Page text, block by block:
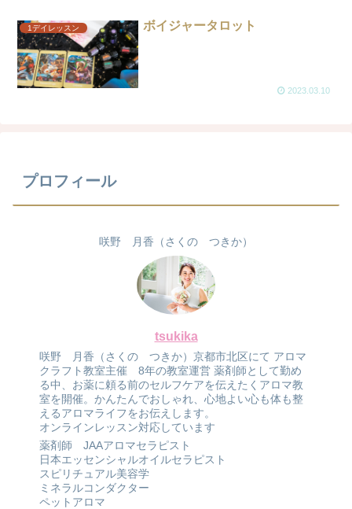
1デイレッスン ボイジャータロット
2023.03.10
プロフィール
咲野 月香（さくの つきか）
tsukika
咲野 月香（さくの つきか）京都市北区にて アロマ
クラフト教室主催 8年の教室運営 薬剤師として勤め
る中、お薬に頼る前のセルフケアを伝えたくアロマ教
室を開催。かんたんでおしゃれ、心地よい心も体も整
えるアロマライフをお伝えします。
オンラインレッスン対応しています
薬剤師 JAAアロマセラピスト
日本エッセンシャルオイルセラピスト
スピリチュアル美容学
ミネラルコンダクター
ペットアロマ